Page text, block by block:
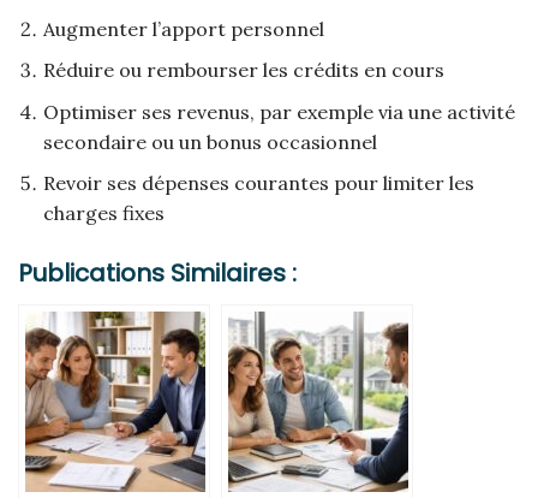
Augmenter l’apport personnel
Réduire ou rembourser les crédits en cours
Optimiser ses revenus, par exemple via une activité
secondaire ou un bonus occasionnel
Revoir ses dépenses courantes pour limiter les
charges fixes
Publications Similaires :